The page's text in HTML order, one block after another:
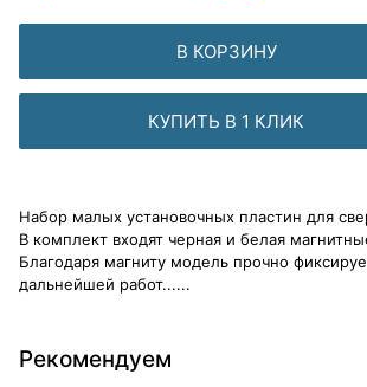
В КОРЗИНУ
КУПИТЬ В 1 КЛИК
Набор малых установочных пластин для
В комплект входят черная и белая
Благодаря магниту модель прочно
дальнейшей работ......
Рекомендуем